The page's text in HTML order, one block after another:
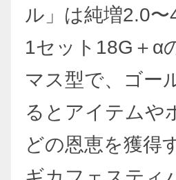
ル」は純増2.0
1セット18G＋α
マス型で、ゴー
るとアイテムや
どの恩恵を獲得